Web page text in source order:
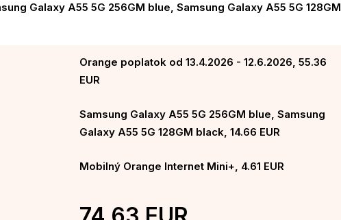
Galaxy A55 5G 256GM blue, Samsung Galaxy A55 5G 128GM
Orange poplatok od 13.4.2026 - 12.6.2026, 55.36
EUR
Samsung Galaxy A55 5G 256GM blue, Samsung
Galaxy A55 5G 128GM black, 14.66 EUR
Mobilný Orange Internet Mini+, 4.61 EUR